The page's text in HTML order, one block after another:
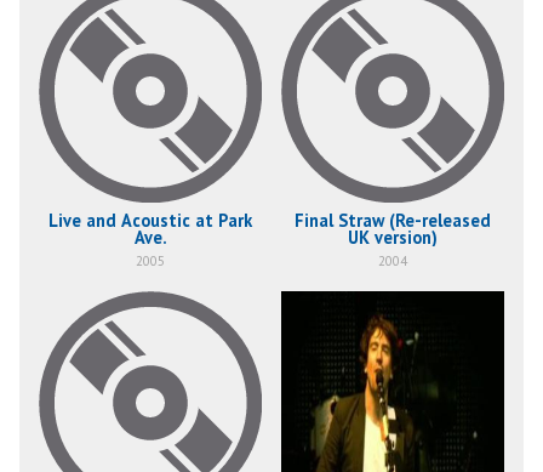
Live and Acoustic at Park
Ave.
2005
Final Straw (Re-released
UK version)
2004